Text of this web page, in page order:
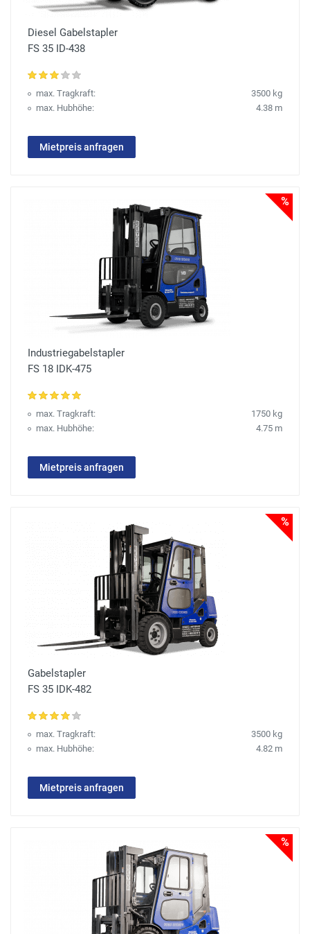
Diesel Gabelstapler
FS 35 ID-438
max. Tragkraft:
3500 kg
max. Hubhöhe:
4.38 m
Mietpreis anfragen
%
Industriegabelstapler
FS 18 IDK-475
max. Tragkraft:
1750 kg
max. Hubhöhe:
4.75 m
Mietpreis anfragen
%
Gabelstapler
FS 35 IDK-482
max. Tragkraft:
3500 kg
max. Hubhöhe:
4.82 m
Mietpreis anfragen
%